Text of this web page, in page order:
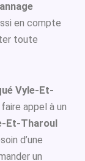
en compte
toute
Vyle-Et-
appel à un
Et-Tharoul
d’une
un